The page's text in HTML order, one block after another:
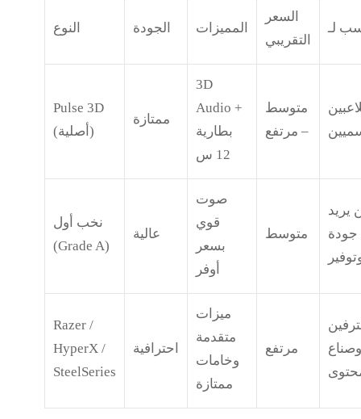
النوع الجودة المميزات
السعر
التقريبي
لـ
Pulse 3D
(أصلية)
ممتازة
3D
Audio +
بطارية
12 س
متوسط
– مرتفع
نخب أول
(Grade A)
عالية
صوت
قوي
بسعر
أوفر
متوسط
يريد
جودة
Razer /
HyperX /
SteelSeries
احترافية
ميزات
متقدمة
وخامات
ممتازة
مرتفع
وصناع